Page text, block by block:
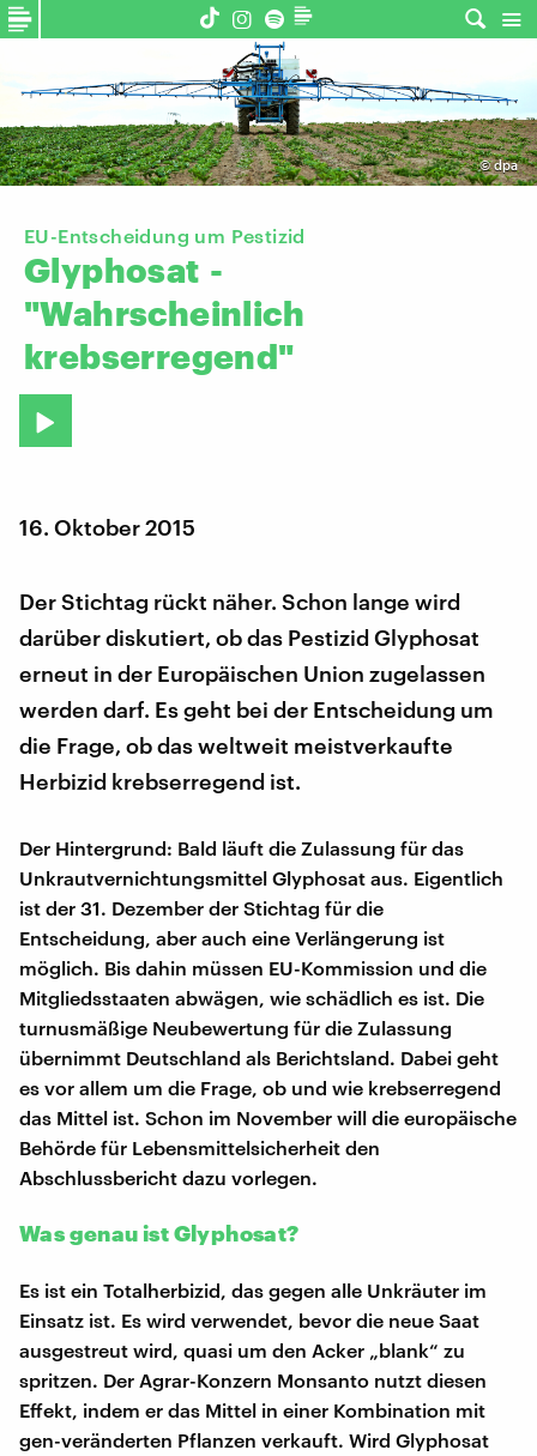
©dpa
EU-Entscheidung um Pestizid
Glyphosat -
"Wahrscheinlich
krebserregend"
16. Oktober 2015
Der Stichtag rückt näher. Schon lange wird
darüber diskutiert, ob das Pestizid Glyphosat
erneut in der Europäischen Union zugelassen
werden darf. Es geht bei der Entscheidung um
die Frage, ob das weltweit meistverkaufte
Herbizid krebserregend ist.
Der Hintergrund: Bald läuft die Zulassung für das
Unkrautvernichtungsmittel Glyphosat aus. Eigentlich
ist der 31. Dezember der Stichtag für die
Entscheidung, aber auch eine Verlängerung ist
möglich. Bis dahin müssen EU-Kommission und die
Mitgliedsstaaten abwägen, wie schädlich es ist. Die
turnusmäßige Neubewertung für die Zulassung
übernimmt Deutschland als Berichtsland. Dabei geht
es vor allem um die Frage, ob und wie krebserregend
das Mittel ist. Schon im November will die europäische
Behörde für Lebensmittelsicherheit den
Abschlussbericht dazu vorlegen.
Was genau ist Glyphosat?
Es ist ein Totalherbizid, das gegen alle Unkräuter im
Einsatz ist. Es wird verwendet, bevor die neue Saat
ausgestreut wird, quasi um den Acker „blank“ zu
spritzen. Der Agrar-Konzern Monsanto nutzt diesen
Effekt, indem er das Mittel in einer Kombination mit
gen-veränderten Pflanzen verkauft. Wird Glyphosat